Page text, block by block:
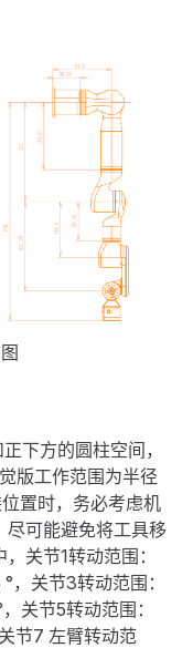
下方的圆柱空间，
版工作范围为半径
置时，务必考虑机
尽可能避免将工具移
关节1转动范围：
关节3转动范围：
关节5转动范围：
节7 左臂转动范